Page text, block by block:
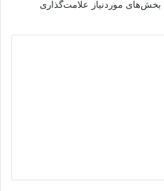
بخش‌های موردنیاز علامت‌گذاری